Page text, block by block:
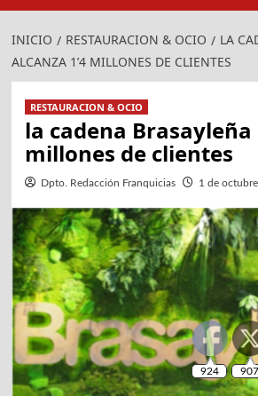
INICIO RESTAURACION & OCIO
LA
ALCANZA 1’4 MILLONES DE CLIENTES
RESTAURACION & OCIO
la cadena Brasayleña
millones de clientes
Dpto. Redacción Franquicias 1 de